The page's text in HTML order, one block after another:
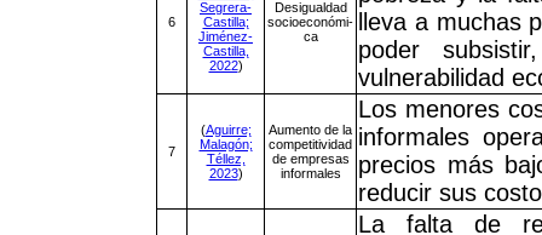
6
Segrera-
Castilla;
Jiménez-
Castilla,
2022)
Desigualdad
socioeconómi-
ca
lleva a muchas
poder
vulnerabilidad
7
(Aguirre;
Malagón;
Téllez,
2023)
Aumento de la
competitividad
de empresas
informales
Los menores
informales
precios más
reducir sus
La falta de